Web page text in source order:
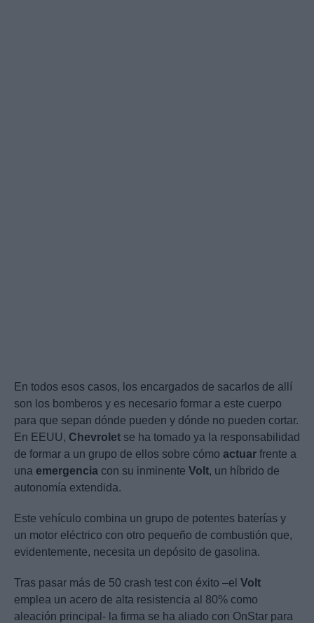
En todos esos casos, los encargados de sacarlos de allí
son los bomberos y es necesario formar a este cuerpo
para que sepan dónde pueden y dónde no pueden cortar.
En EEUU, Chevrolet se ha tomado ya la responsabilidad
de formar a un grupo de ellos sobre cómo actuar frente a
una emergencia con su inminente Volt, un híbrido de
autonomía extendida.
Este vehículo combina un grupo de potentes baterías y
un motor eléctrico con otro pequeño de combustión que,
evidentemente, necesita un depósito de gasolina.
Tras pasar más de 50 crash test con éxito –el Volt
emplea un acero de alta resistencia al 80% como
aleación principal- la firma se ha aliado con OnStar para